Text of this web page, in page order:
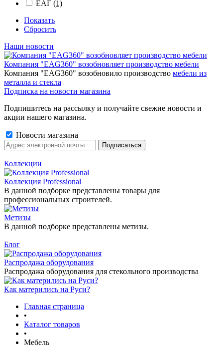
ЕАГ (1)
Показать
Сбросить
Наши новости
Компания "EAG360" возобновляет производство мебели
Компания "EAG360" возобновило производство мебели из
металла и стекла
Подписка на новости магазина
Подпишитесь на рассылку и получайте свежие новости и
акции нашего магазина.
Новости магазина
Коллекции
Коллекция Professional
В данной подборке представлены товары для
профессиональных строителей.
Метизы
В данной подборке представлены метизы.
Блог
Распродажа оборудования
Распродажа оборудования для стекольного производства
Как матерились на Руси?
Главная страница
•
Каталог товаров
•
Мебель